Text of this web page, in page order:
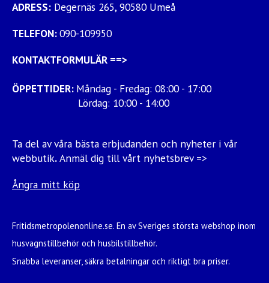
ADRESS: Degernäs 265, 90580 Umeå
TELEFON:090-109950
KONTAKTFORMULÄR ==>
ÖPPETTIDER: Måndag - Fredag: 08:00 - 17:00
Lördag: 10:00 - 14:00
Ta del av våra bästa erbjudanden och nyheter i vår
webbutik.Anmäl dig till vårt nyhetsbrev =>
Ångra mitt köp
Fritidsmetropolenonline.se. En av Sveriges största webshop inom
husvagnstillbehör och husbilstillbehör.
Snabba leveranser, säkra betalningar och riktigt bra priser.